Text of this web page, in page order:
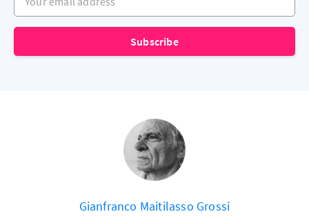
Subscribe
Gianfranco Maitilasso Grossi